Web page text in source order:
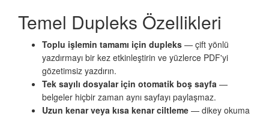
Temel Dupleks Özellikleri
Toplu işlemin tamamı için dupleks — çift yönlü
yazdırmayı bir kez etkinleştirin ve yüzlerce PDF'yi
gözetimsiz yazdırın.
Tek sayılı dosyalar için otomatik boş sayfa —
belgeler hiçbir zaman aynı sayfayı paylaşmaz.
Uzun kenar veya kısa kenar ciltleme — dikey okuma